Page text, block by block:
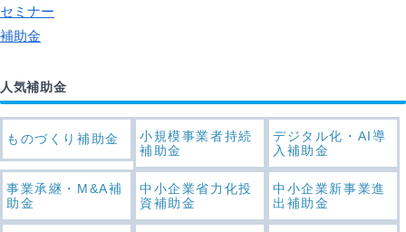
セミナー
補助金
人気補助金
ものづくり補助金
小規模事業者持続
補助金
デジタル化・AI導
入補助金
事業承継・M&A補
助金
中小企業省力化投
資補助金
中小企業新事業進
出補助金